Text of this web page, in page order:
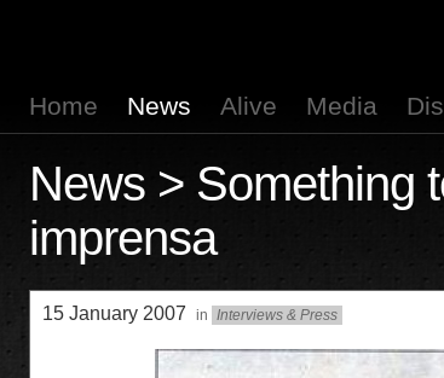
Home News Alive Media
News > Something
imprensa
15 January 2007 in Interviews & Press